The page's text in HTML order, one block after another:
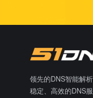
领先的DNS智能解
稳定、高效的DNS